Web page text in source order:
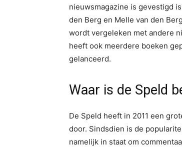
nieuwsmagazine is gevestigd
den Berg en Melle van den
wordt vergeleken met andere
heeft ook meerdere boeken
gelanceerd.
Waar is de Speld
De Speld heeft in 2011 een
door. Sindsdien is de
namelijk in staat om